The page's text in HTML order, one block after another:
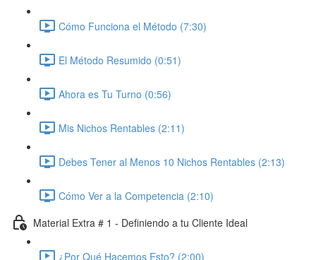
Cómo Funciona el Método (7:30)
El Método Resumido (0:51)
Ahora es Tu Turno (0:56)
Mis Nichos Rentables (2:11)
Debes Tener al Menos 10 Nichos Rentables (2:13)
Cómo Ver a la Competencia (2:10)
Material Extra # 1 - Definiendo a tu Cliente Ideal
¿Por Qué Hacemos Esto? (2:00)